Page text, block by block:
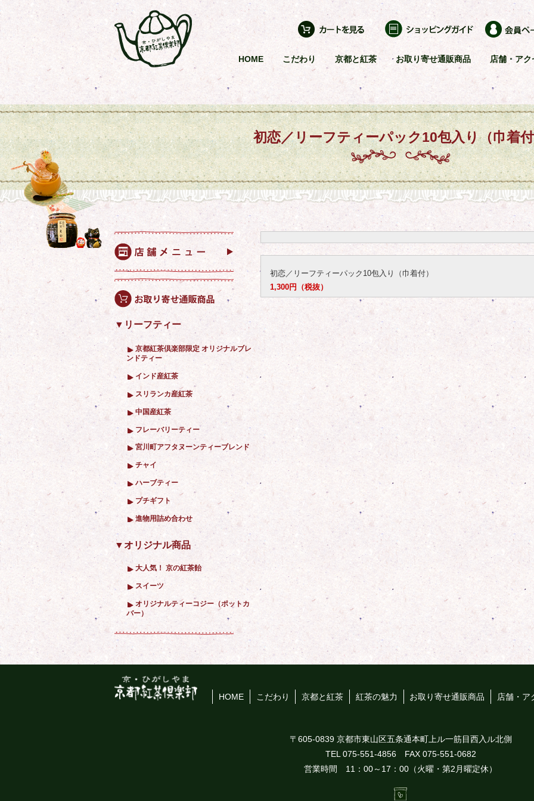
HOME こだわり 京都と紅茶 お取り寄せ通販商品 店舗・アク
初恋／リーフティーパック10包入り（巾着
初恋／リーフティーパック10包入り（巾着付）
1,300円（税抜）
▼リーフティー
京都紅茶倶楽部限定 オリジナルブレ
ンドティー
インド産紅茶
スリランカ産紅茶
中国産紅茶
フレーバリーティー
宮川町アフタヌーンティーブレンド
チャイ
ハーブティー
プチギフト
進物用詰め合わせ
▼オリジナル商品
大人気！ 京の紅茶飴
スイーツ
オリジナルティーコジー（ポットカ
バー）
HOME こだわり 京都と紅茶 紅茶の魅力 お取り寄せ通販商品 店舗・ア
〒605-0839 京都市東山区五条通本町上ル一筋目西入ル北側
TEL 075-551-4856FAX 075-551-0682
営業時間 11：00～17：00（火曜・第2月曜定休）